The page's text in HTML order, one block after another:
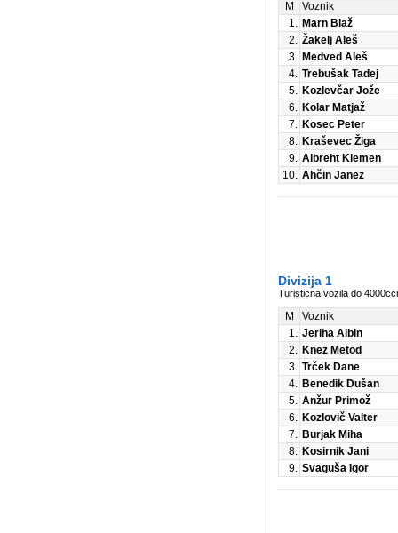
M
Voznik
1. Marn Blaž
2. Žakelj Aleš
3. Medved Aleš
4. Trebušak Tadej
5. Kozlevčar Jože
6. Kolar Matjaž
7. Kosec Peter
8. Kraševec Žiga
9. Albreht Klemen
10. Ahčin Janez
Divizija 1
Turisticna vozila do
M
Voznik
1. Jeriha Albin
2. Knez Metod
3. Trček Dane
4. Benedik Dušan
5. Anžur Primož
6. Kozlovič Valter
7. Burjak Miha
8. Kosirnik Jani
9. Svaguša Igor